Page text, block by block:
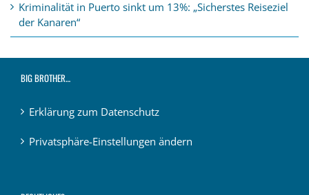
Kriminalität in Puerto sinkt um 13%: „Sicherstes Reiseziel
der Kanaren“
BIG BROTHER…
Erklärung zum Datenschutz
Privatsphäre-Einstellungen ändern